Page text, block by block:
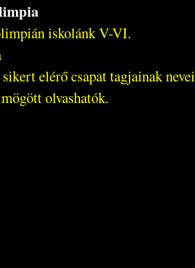
iskolánk V-VI.
elérő csapat tagjainak nevei
olvashatók.